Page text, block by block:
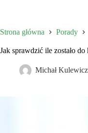
Strona główna Porady
Jak sprawdzić ile zostało
Michał Kulewicz